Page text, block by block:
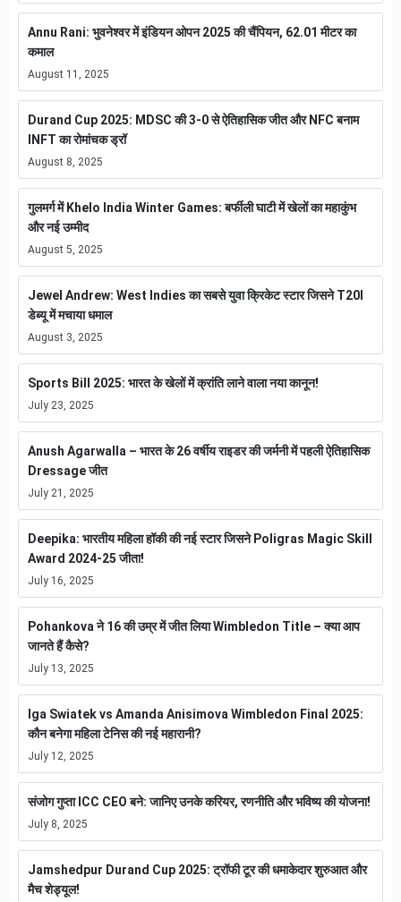
Annu Rani: भुवनेश्वर में इंडियन ओपन 2025 की चैंपियन, 62.01 मीटर का
कमाल
August 11, 2025
Durand Cup 2025: MDSC की 3-0 से ऐतिहासिक जीत और NFC बनाम
INFT का रोमांचक ड्रॉ
August 8, 2025
गुलमर्ग में Khelo India Winter Games: बर्फीली घाटी में खेलों का महाकुंभ
और नई उम्मीद
August 5, 2025
Jewel Andrew: West Indies का सबसे युवा क्रिकेट स्टार जिसने T20I
डेब्यू में मचाया धमाल
August 3, 2025
Sports Bill 2025: भारत के खेलों में क्रांति लाने वाला नया कानून!
July 23, 2025
Anush Agarwalla – भारत के 26 वर्षीय राइडर की जर्मनी में पहली ऐतिहासिक
Dressage जीत
July 21, 2025
Deepika: भारतीय महिला हॉकी की नई स्टार जिसने Poligras Magic Skill
Award 2024-25 जीता!
July 16, 2025
Pohankova ने 16 की उम्र में जीत लिया Wimbledon Title – क्या आप
जानते हैं कैसे?
July 13, 2025
Iga Swiatek vs Amanda Anisimova Wimbledon Final 2025:
कौन बनेगा महिला टेनिस की नई महारानी?
July 12, 2025
संजोग गुप्ता ICC CEO बने: जानिए उनके करियर, रणनीति और भविष्य की योजना!
July 8, 2025
Jamshedpur Durand Cup 2025: ट्रॉफी टूर की धमाकेदार शुरुआत और
मैच शेड्यूल!